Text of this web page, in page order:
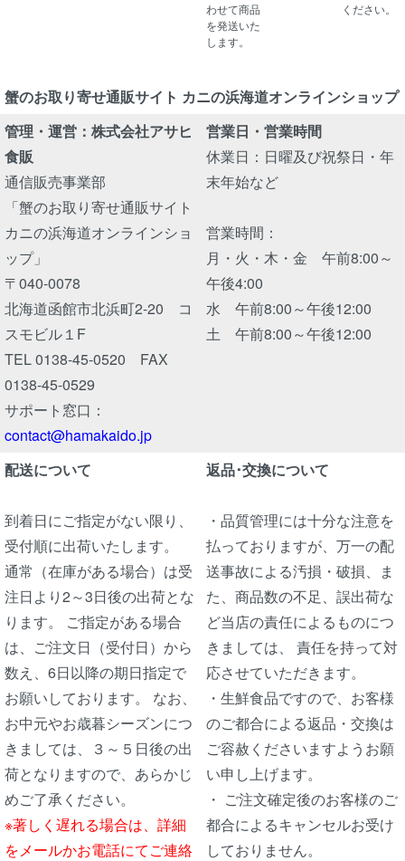
わせて商品
を発送いた
します。
ください。
蟹のお取り寄せ通販サイト カニの浜海道オンラインショップ
管理・運営：株式会社アサヒ
食販
通信販売事業部
「蟹のお取り寄せ通販サイト
カニの浜海道オンラインショ
ップ」
〒040-0078
北海道函館市北浜町2-20 コ
スモビル１F
TEL 0138-45-0520 FAX
0138-45-0529
サポート窓口：
contact@hamakaido.jp
営業日・営業時間
休業日：日曜及び祝祭日・年
末年始など
営業時間：
月・火・木・金 午前8:00～
午後4:00
水 午前8:00～午後12:00
土 午前8:00～午後12:00
配送について
到着日にご指定がない限り、
受付順に出荷いたします。
通常（在庫がある場合）は受
注日より2～3日後の出荷とな
ります。 ご指定がある場合
は、ご注文日（受付日）から
数え、6日以降の期日指定で
お願いしております。 なお、
お中元やお歳暮シーズンにつ
きましては、３～５日後の出
荷となりますので、あらかじ
めご了承ください。
※著しく遅れる場合は、詳細
をメールかお電話にてご連絡
返品･交換について
・品質管理には十分な注意を
払っておりますが、万一の配
送事故による汚損・破損、ま
た、商品数の不足、誤出荷な
ど当店の責任によるものにつ
きましては、 責任を持って対
応させていただきます。
・生鮮食品ですので、お客様
のご都合による返品・交換は
ご容赦くださいますようお願
い申し上げます。
・ ご注文確定後のお客様のご
都合によるキャンセルお受け
しておりません。